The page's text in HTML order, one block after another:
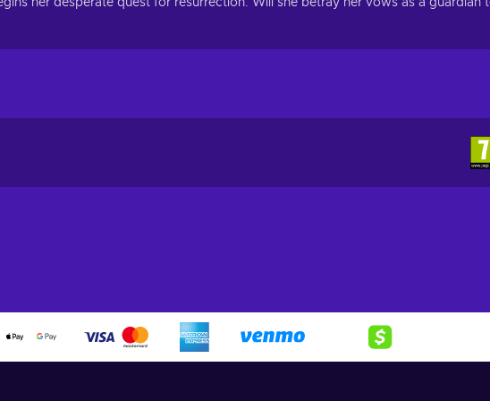
her desperate quest for resurrection. Will she betray her vows as a guardian